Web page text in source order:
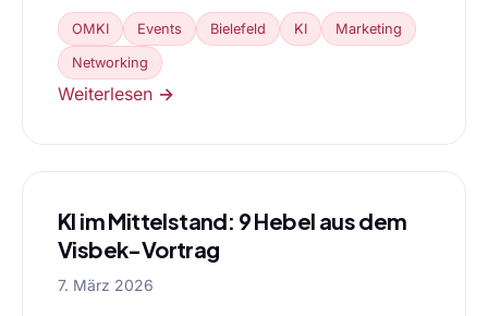
OMKI Events Bielefeld KI Marketing
Networking
Weiterlesen →
KI im Mittelstand: 9 Hebel aus dem
Visbek-Vortrag
7. März 2026